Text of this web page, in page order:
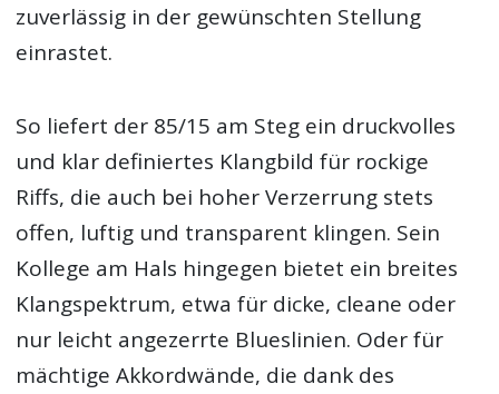
zuverlässig in der gewünschten Stellung
einrastet.
So liefert der 85/15 am Steg ein druckvolles
und klar definiertes Klangbild für rockige
Riffs, die auch bei hoher Verzerrung stets
offen, luftig und transparent klingen. Sein
Kollege am Hals hingegen bietet ein breites
Klangspektrum, etwa für dicke, cleane oder
nur leicht angezerrte Blueslinien. Oder für
mächtige Akkordwände, die dank des